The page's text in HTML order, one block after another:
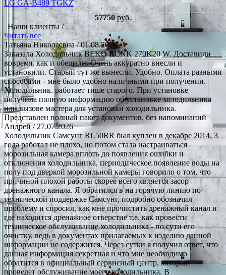
LG GA-B489 TGKZ
57750руб.
Наши клиенты /
Читать все
Татьяна Николаевна/ 01.08.2026
Заказала Холодильник BEKO RCNK 270K20 W. Доставили
вовремя. как и обещали. Очень аккуратно внесли и
установили. Старый тут же вынесли. Удобно. Оплата разными
способами - мне было удобно наличными при получении.
Холодильник. работает тише старого. При установке
получила полную информацию об установке холодильника
или вызове мастера для установки холодильника.
Представлен полный пакет документов, без напоминаний
Андрей/ 27.07.2026
Холодильник Самсунг RL50RR был куплен в декабре 2014, 3
года работал не плохо, но потом стала настраиваться
морозильная камера вплоть до появления ошибки и
отключения холодильника, периодическое появление воды на
полу под дверкой морозильной камеры говорило о том, что
причиной плохой работы скорее всего является засор
дренажного канала. Я обратился в на горячую линию по
технической поддержке Самсунг, подробно обозначил
проблему и спросил, как мне прочистить дренажный канал и
где находится дренажное отверстие т.е. как провести
техническое обслуживание холодильника - по сути его
очистку, ведь в документах прилагаемых к изделию данной
информации не содержится. Через сутки я получил ответ, что
данная информация секретная и что мне необходимо
обратится в официальный сервисный центр, который
проведет обслуживание моего холодильника. В